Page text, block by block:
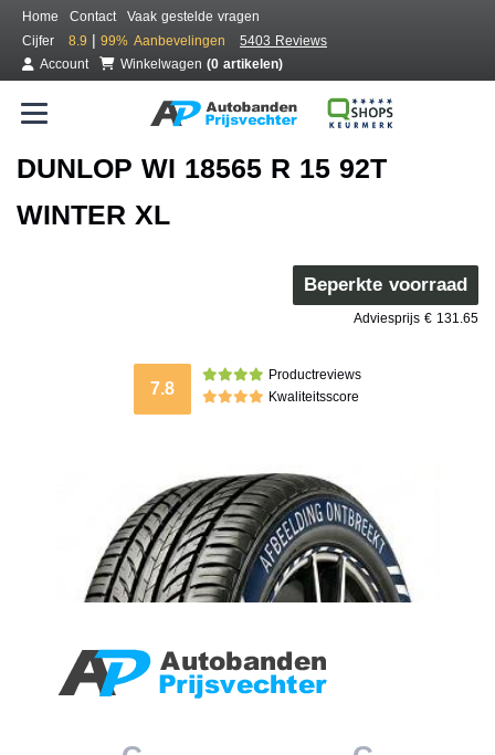
Home Contact
Vaak gestelde vragen
Cijfer
8.9 | 99% Aanbevelingen
5403 Reviews
Account
Winkelwagen (0 artikelen)
DUNLOP WI 18565 R 15 92T
WINTER XL
Beperkte voorraad
Adviesprijs € 131.65
7.8
Productreviews
Kwaliteitsscore